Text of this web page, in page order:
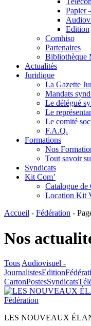
Papier
Edition
Comhiso
Partenaires
Bibliothèque
Actualités
Juridique
La Gazette
Mandats
Le délégué
Le
Le comité
F.A.Q.
Formations
Nos
Tout savoir
Syndicats
Kit Com’
Catalogue de
Location Kit
Accueil - Fédération -
Nos
Tous Audiovisuel -
JournalistesEdition
CartonPostesSyndicats
Fédération
LES NOUVEAUX